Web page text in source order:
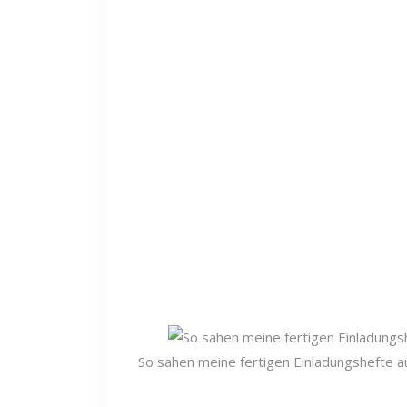
So sahen meine fertigen Einladungshefte